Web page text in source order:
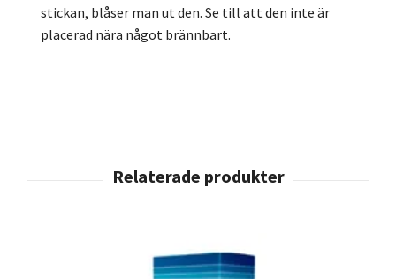
stickan, blåser man ut den. Se till att den inte är
placerad nära något brännbart.